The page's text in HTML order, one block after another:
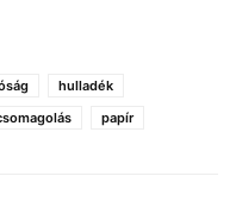
hulladék
papír